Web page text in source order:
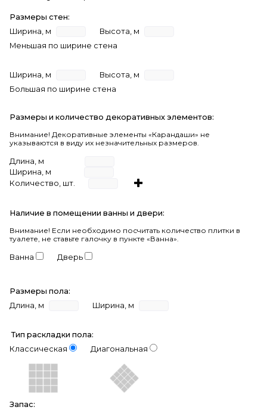
Размеры стен:
Ширина, м
Высота, м
Меньшая по ширине стена
Ширина, м
Высота, м
Большая по ширине стена
Размеры и количество декоративных элементов:
Внимание! Декоративные элементы «Карандаши» не
указываются в виду их незначительных размеров.
Длина, м
Ширина, м
Количество, шт.
Наличие в помещении ванны и двери:
Внимание! Если необходимо посчитать количество плитки в
туалете, не ставьте галочку в пункте «Ванна».
Ванна Дверь
Размеры пола:
Длина, м
Ширина, м
Тип раскладки пола:
Классическая
Диагональная
Запас: